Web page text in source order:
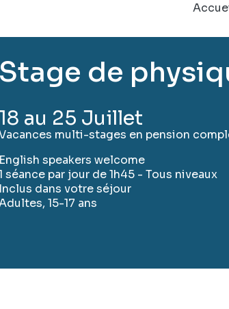
Stage de
18 au 25 Juillet
multi-stages en pension
English speakers welcome
séance par jour de 1h45 - Tous niveaux
Inclus dans votre séjour
15-17 ans